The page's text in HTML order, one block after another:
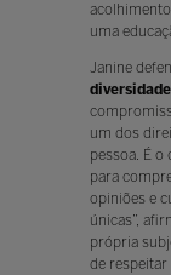
uma
Janine
um dos
pessoa. É
para
opiniões e
únicas”,
própria
de